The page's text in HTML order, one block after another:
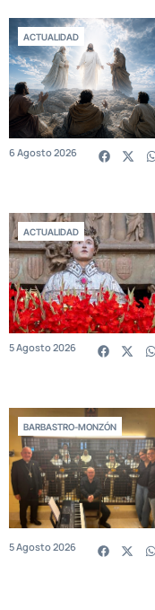
ACTUALIDAD
6 Agosto 2026
ACTUALIDAD
5 Agosto 2026
BARBASTRO-MONZÓN
5 Agosto 2026